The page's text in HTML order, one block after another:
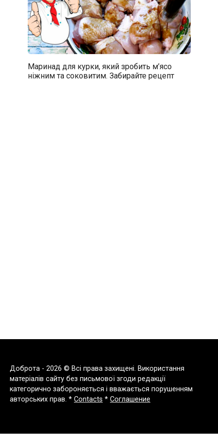
Маринад для курки, який зробить м’ясо
ніжним та соковитим. Забирайте рецепт
Доброта - 2026 © Всі права захищені. Використання
матеріалів сайту без письмової згоди редакції
категорично забороняється і вважається порушенням
авторських прав. * Contacts * Соглашение